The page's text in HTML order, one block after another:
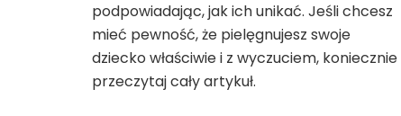
podpowiadając, jak ich unikać. Jeśli chcesz
mieć pewność, że pielęgnujesz swoje
dziecko właściwie i z wyczuciem, koniecznie
przeczytaj cały artykuł.